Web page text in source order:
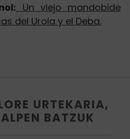
Un viejo mandobide
del Urola y el Deba.
URTEKARIA,
BATZUK